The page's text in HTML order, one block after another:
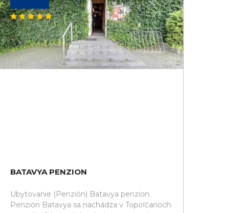
BATAVYA PENZION
Ubytovanie (Penzión) Batavya penzion.
Penzión Batavya sa nachádza v Topoľčanoch